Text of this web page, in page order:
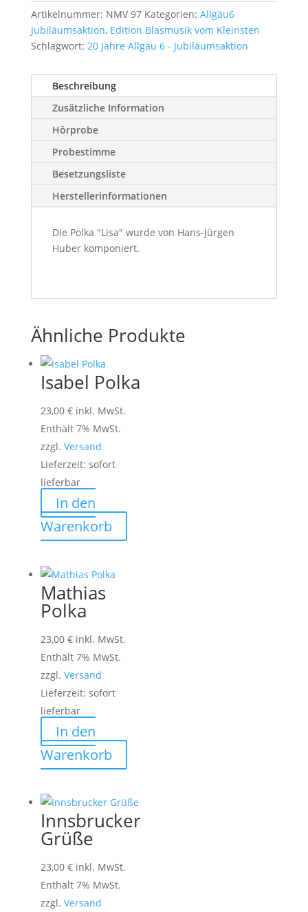
Artikelnummer: NMV 97 Kategorien: Allgäu6
Jubiläumsaktion, Edition Blasmusik vom Kleinsten
Schlagwort: 20 Jahre Allgäu 6 - Jubiläumsaktion
Beschreibung
Zusätzliche Information
Hörprobe
Probestimme
Besetzungsliste
Herstellerinformationen
Die Polka "Lisa" wurde von Hans-Jürgen
Huber komponiert.
Ähnliche Produkte
Isabel Polka
23,00 € inkl. MwSt.
Enthält 7% MwSt.
zzgl. Versand
Lieferzeit: sofort
lieferbar
In den
Warenkorb
Mathias
Polka
23,00 € inkl. MwSt.
Enthält 7% MwSt.
zzgl. Versand
Lieferzeit: sofort
lieferbar
In den
Warenkorb
Innsbrucker
Grüße
23,00 € inkl. MwSt.
Enthält 7% MwSt.
zzgl. Versand